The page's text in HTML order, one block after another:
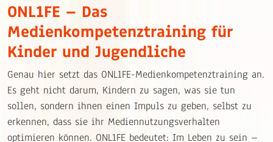
ONL1FE – Das
Medienkompetenztraining für
Kinder und Jugendliche
Genau hier setzt das ONL1FE-Medienkompetenztraining an.
Es geht nicht darum, Kindern zu sagen, was sie tun
sollen, sondern ihnen einen Impuls zu geben, selbst zu
erkennen, dass sie ihr Mediennutzungsverhalten
optimieren können. ONL1FE bedeutet: Im Leben zu sein –